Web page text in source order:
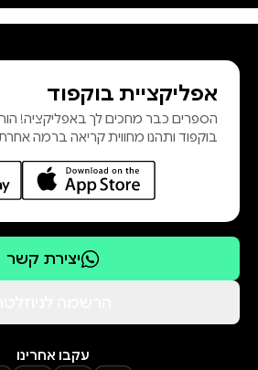
אפליקציית בוקפוד
הספרים כבר מחכים לך באפליקציה!
בוקפוד ותהנו מחווית קריאה ברמה
יצירת קשר
עקבו אחרינו